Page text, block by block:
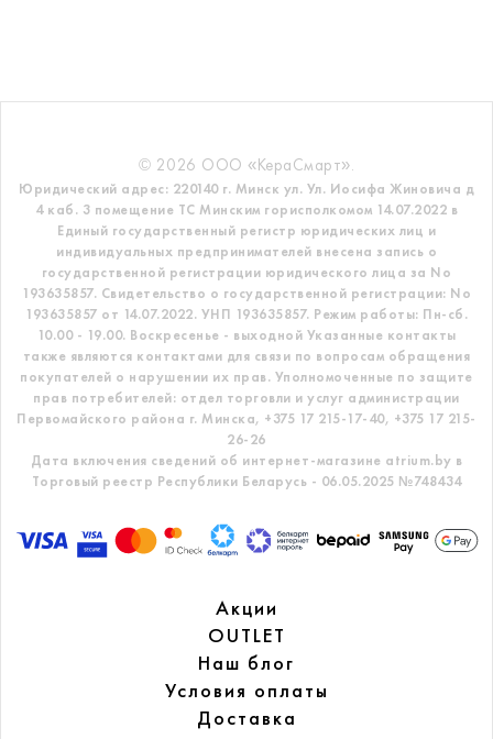
© 2026 ООО «КераСмарт».
Юридический адрес: 220140 г. Минск ул. Ул. Иосифа Жиновича д
4 каб. 3 помещение ТС Минским горисполкомом 14.07.2022 в
Единый государственный регистр юридических лиц и
индивидуальных предпринимателей внесена запись о
государственной регистрации юридического лица за No
193635857. Свидетельство о государственной регистрации: No
193635857 от 14.07.2022. УНП 193635857. Режим работы: Пн-сб.
10.00 - 19.00. Воскресенье - выходной Указанные контакты
также являются контактами для связи по вопросам обращения
покупателей о нарушении их прав. Уполномоченные по защите
прав потребителей: отдел торговли и услуг администрации
Первомайского района г. Минска, +375 17 215-17-40, +375 17 215-
26-26
Дата включения сведений об интернет-магазине atrium.by в
Торговый реестр Республики Беларусь - 06.05.2025 №748434
Акции
OUTLET
Наш блог
Условия оплаты
Доставка